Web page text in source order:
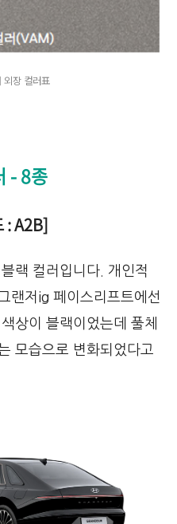
외장 컬러표
- 8종
: A2B]
랙 컬러입니다. 개인적
랜저ig 페이스리프트에선
상이 블랙이었는데 풀체
모습으로 변화되었다고